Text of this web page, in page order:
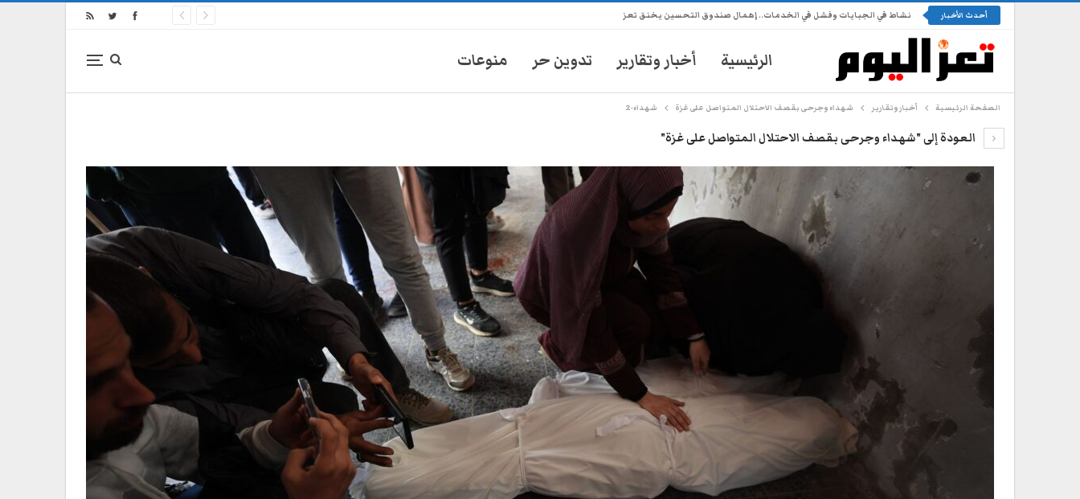
أحدث الأخبار نشاط في الجبايات وفشل في الخدمات.. إهمال صندوق التحسين يخنق تعز
الرئيسية أخبار وتقارير تدوين حر منوعات
الصفحة الرئيسية أخبار وتقارير شهداء وجرحى بقصف الاحتلال المتواصل على غزة شهداء-2
العودة إلى "شهداء وجرحى بقصف الاحتلال المتواصل على غزة"